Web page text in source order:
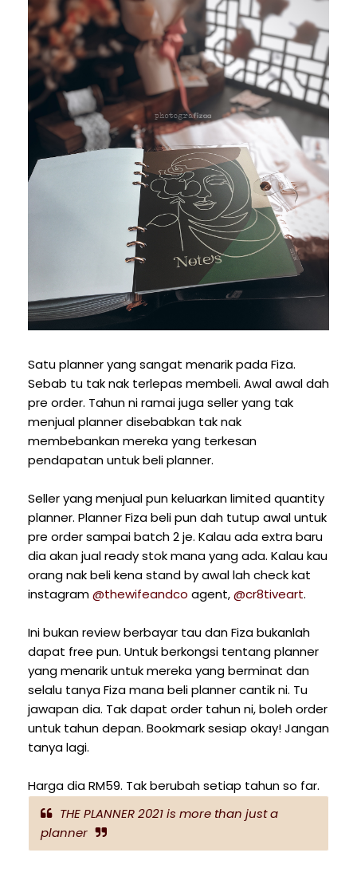
Satu planner yang sangat menarik pada Fiza.
Sebab tu tak nak terlepas membeli. Awal awal dah
pre order. Tahun ni ramai juga seller yang tak
menjual planner disebabkan tak nak
membebankan mereka yang terkesan
pendapatan untuk beli planner.
Seller yang menjual pun keluarkan limited quantity
planner. Planner Fiza beli pun dah tutup awal untuk
pre order sampai batch 2 je. Kalau ada extra baru
dia akan jual ready stok mana yang ada. Kalau kau
orang nak beli kena stand by awal lah check kat
instagram@thewifeandco agent,@cr8tiveart.
Ini bukan review berbayar tau dan Fiza bukanlah
dapat free pun. Untuk berkongsi tentang planner
yang menarik untuk mereka yang berminat dan
selalu tanya Fiza mana beli planner cantik ni. Tu
jawapan dia. Tak dapat order tahun ni, boleh order
untuk tahun depan. Bookmark sesiap okay! Jangan
tanya lagi.
Harga dia RM59. Tak berubah setiap tahun so far.
THE PLANNER 2021 is more than just a
planner